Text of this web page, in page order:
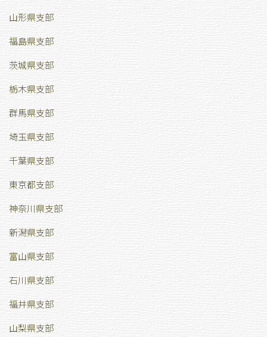
山形県支部
福島県支部
茨城県支部
栃木県支部
群馬県支部
埼玉県支部
千葉県支部
東京都支部
神奈川県支部
新潟県支部
富山県支部
石川県支部
福井県支部
山梨県支部